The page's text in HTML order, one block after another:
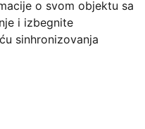
o svom objektu sa
i izbegnite
sinhronizovanja